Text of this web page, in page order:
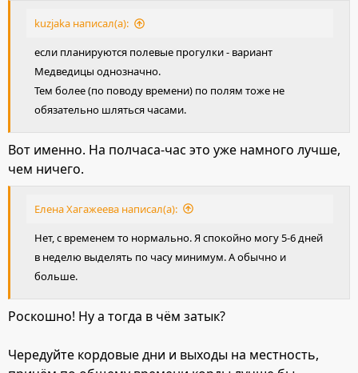
kuzjaka написал(а):
если планируются полевые прогулки - вариант
Медведицы однозначно.
Тем более (по поводу времени) по полям тоже не
обязательно шляться часами.
Вот именно. На полчаса-час это уже намного лучше,
чем ничего.
Елена Хагажеева написал(а):
Нет, с временем то нормально. Я спокойно могу 5-6 дней
в неделю выделять по часу минимум. А обычно и
больше.
Роскошно! Ну а тогда в чём затык?
Чередуйте кордовые дни и выходы на местность,